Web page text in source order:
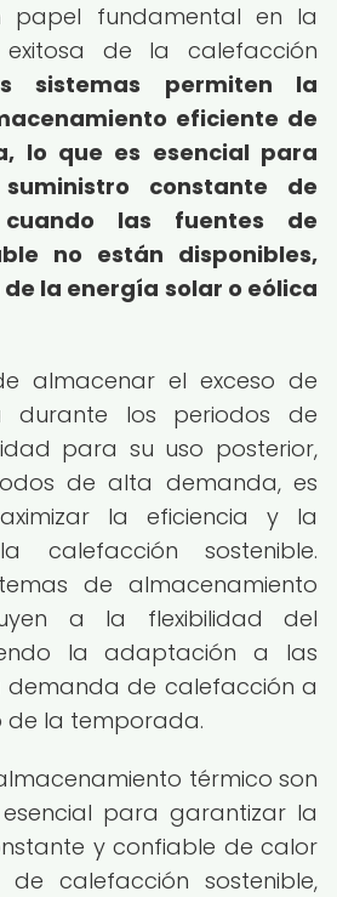
papel fundamental en la
exitosa de la calefacción
sistemas permiten la
eficiente de
lo que es esencial para
constante de
las fuentes de
no están disponibles,
la energía solar o eólica
almacenar el exceso de
durante los periodos de
para su uso posterior,
de alta demanda, es
la eficiencia y la
calefacción sostenible.
de almacenamiento
a la flexibilidad del
la adaptación a las
demanda de calefacción a
de la temporada.
térmico son
para garantizar la
y confiable de calor
calefacción sostenible,